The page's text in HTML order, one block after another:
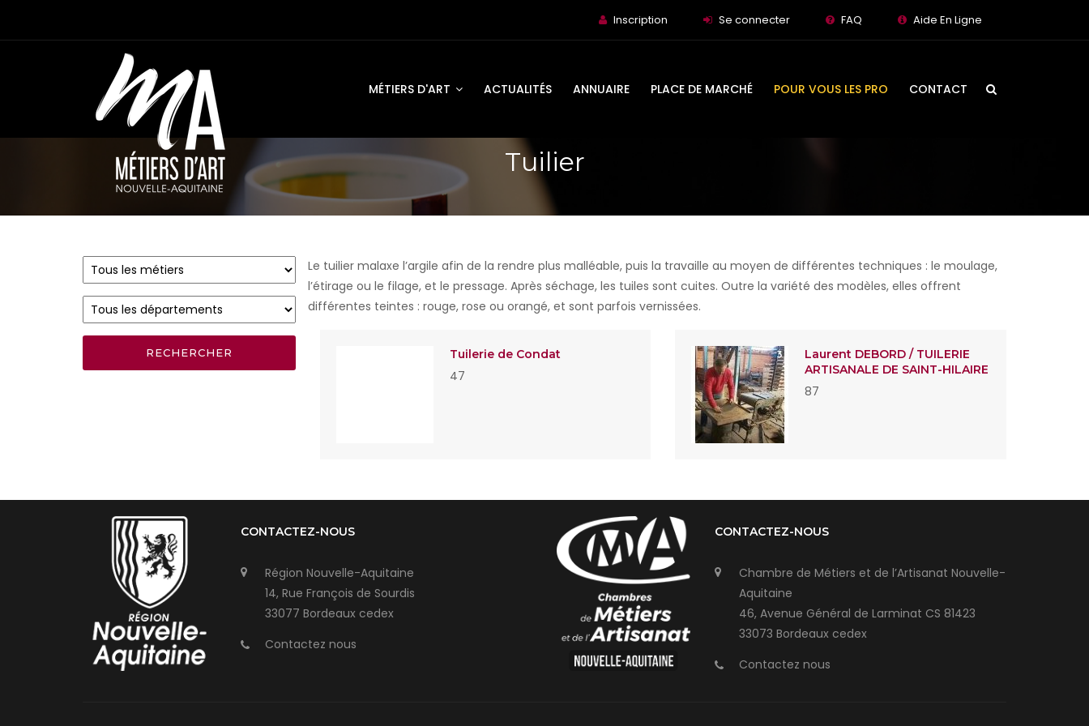
Inscription Se connecter FAQ Aide En Ligne
MÉTIERS D'ART ACTUALITÉS ANNUAIRE PLACE DE MARCHÉ POUR VOUS LES PRO CONTACT
Tuilier
Le tuilier malaxe l’argile afin de la rendre plus malléable, puis la travaille au moyen de différentes techniques : le moulage,
l’étirage ou le filage, et le pressage. Après séchage, les tuiles sont cuites. Outre la variété des modèles, elles offrent
différentes teintes : rouge, rose ou orangé, et sont parfois vernissées.
Tuilerie de Condat
47
Laurent DEBORD / TUILERIE
ARTISANALE DE SAINT-HILAIRE
87
CONTACTEZ-NOUS
Région Nouvelle-Aquitaine
14, Rue François de Sourdis
33077 Bordeaux cedex
Contactez nous
CONTACTEZ-NOUS
Chambre de Métiers et de l’Artisanat Nouvelle-
Aquitaine
46, Avenue Général de Larminat CS 81423
33073 Bordeaux cedex
Contactez nous